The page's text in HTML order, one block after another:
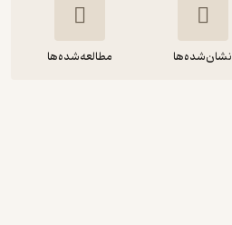
نشان‌شده‌ها مطالعه‌شده‌ها